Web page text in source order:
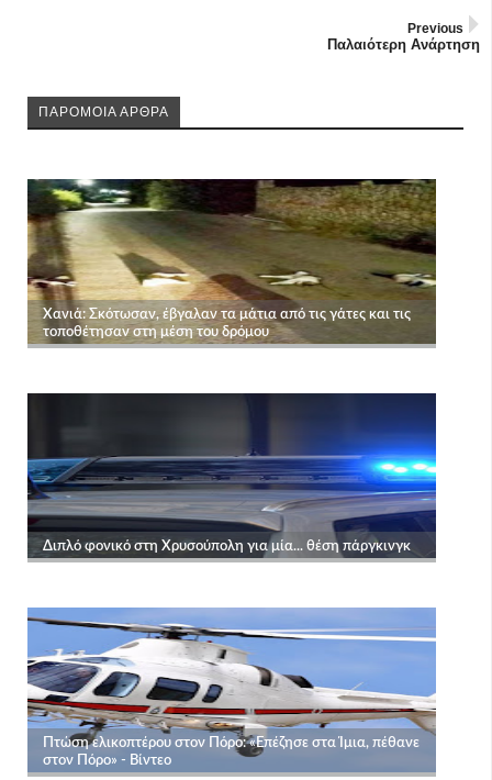
Previous
Παλαιότερη Ανάρτηση
ΠΑΡΟΜΟΙΑ ΑΡΘΡΑ